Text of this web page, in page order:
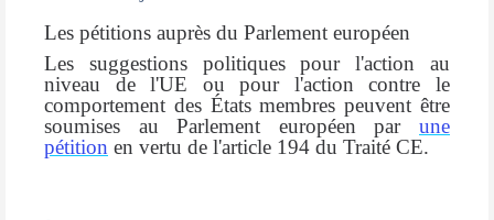
Les pétitions auprès du Parlement européen
Les suggestions politiques pour l'action au
niveau de l'UE ou pour l'action contre le
comportement des États membres peuvent être
soumises au Parlement européen par une
pétition en vertu de l'article 194 du Traité CE.